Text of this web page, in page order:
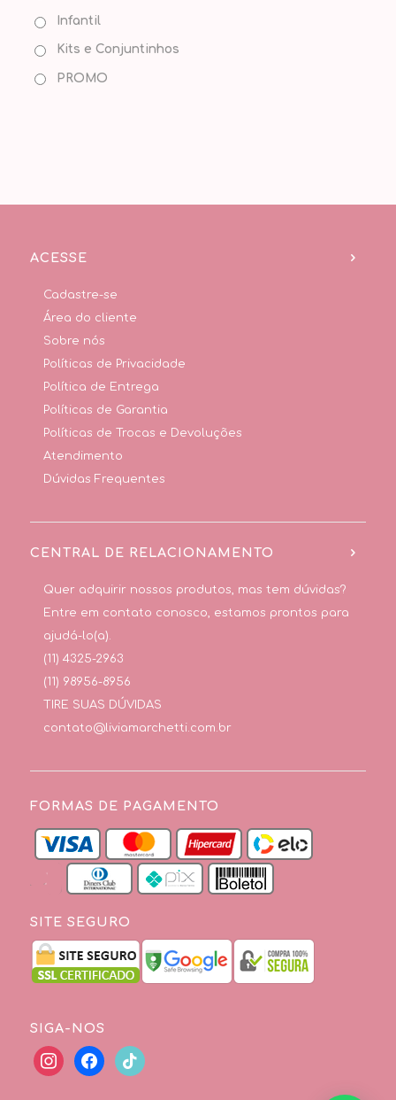
Infantil
Kits e Conjuntinhos
PROMO
ACESSE
Cadastre-se
Área do cliente
Sobre nós
Políticas de Privacidade
Política de Entrega
Políticas de Garantia
Políticas de Trocas e Devoluções
Atendimento
Dúvidas Frequentes
CENTRAL DE RELACIONAMENTO
Quer adquirir nossos produtos, mas tem dúvidas?
Entre em contato conosco, estamos prontos para
ajudá-lo(a).
(11) 4325-2963
(11) 98956-8956
TIRE SUAS DÚVIDAS
contato@liviamarchetti.com.br
FORMAS DE PAGAMENTO
SITE SEGURO
SIGA-NOS